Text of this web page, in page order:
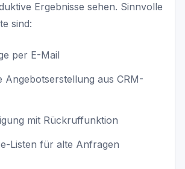
Ergebnisse sehen. Sinnvolle
sind:
per E-Mail
Angebotserstellung aus CRM-
mit Rückruffunktion
Listen für alte Anfragen